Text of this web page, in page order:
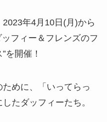
年4月10日(月)から
フィー＆フレンズのフ
を開催！
めに、「いってらっ
たダッフィーたち。